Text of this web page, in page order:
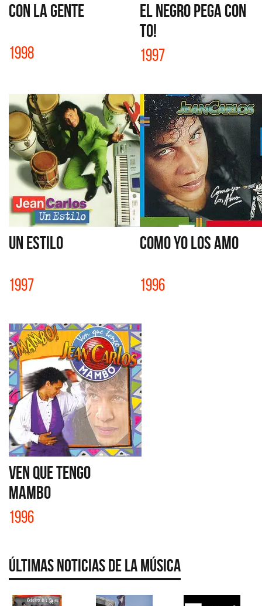
CON LA GENTE
1998
EL NEGRO PEGA CON
TO!
1997
UN ESTILO
1997
COMO YO LOS AMO
1996
VEN QUE TENGO
MAMBO
1996
Últimas Noticias de la Música